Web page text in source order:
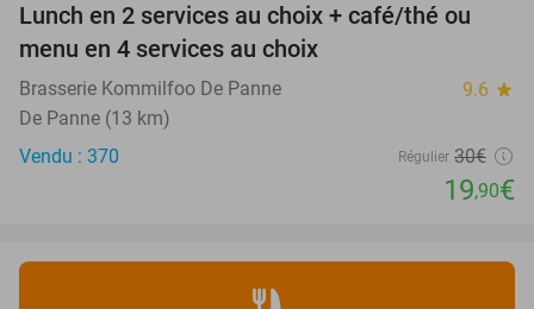
34%
Lunch en 2 services au choix + café/thé ou
menu en 4 services au choix
Brasserie Kommilfoo De Panne 9.6 star
De Panne (13 km)
Vendu : 370
Régulier 30€
19,90€